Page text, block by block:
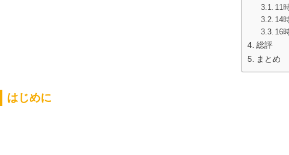
11
14
16
総評
まとめ
はじめに